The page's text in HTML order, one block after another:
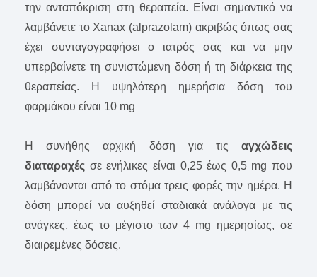
την ανταπόκριση στη θεραπεία. Είναι σημαντικό να
λαμβάνετε τo Xanax (alprazolam) ακριβώς όπως σας
έχει συνταγογραφήσει ο ιατρός σας και να μην
υπερβαίνετε τη συνιστώμενη δόση ή τη διάρκεια της
θεραπείας. Η υψηλότερη ημερήσια δόση του
φαρμάκου είναι 10 mg
Η συνήθης αρχική δόση για τις αγχώδεις
διαταραχές σε ενήλικες είναι 0,25 έως 0,5 mg που
λαμβάνονται από το στόμα τρεις φορές την ημέρα. Η
δόση μπορεί να αυξηθεί σταδιακά ανάλογα με τις
ανάγκες, έως το μέγιστο των 4 mg ημερησίως, σε
διαιρεμένες δόσεις.